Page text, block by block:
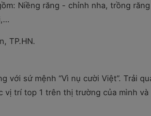
Niềng răng - chỉnh nha, trồng răng
TP.HN.
với sứ mệnh “Vì nụ cười Việt”. Trải
vị trí top 1 trên thị trường của mình và